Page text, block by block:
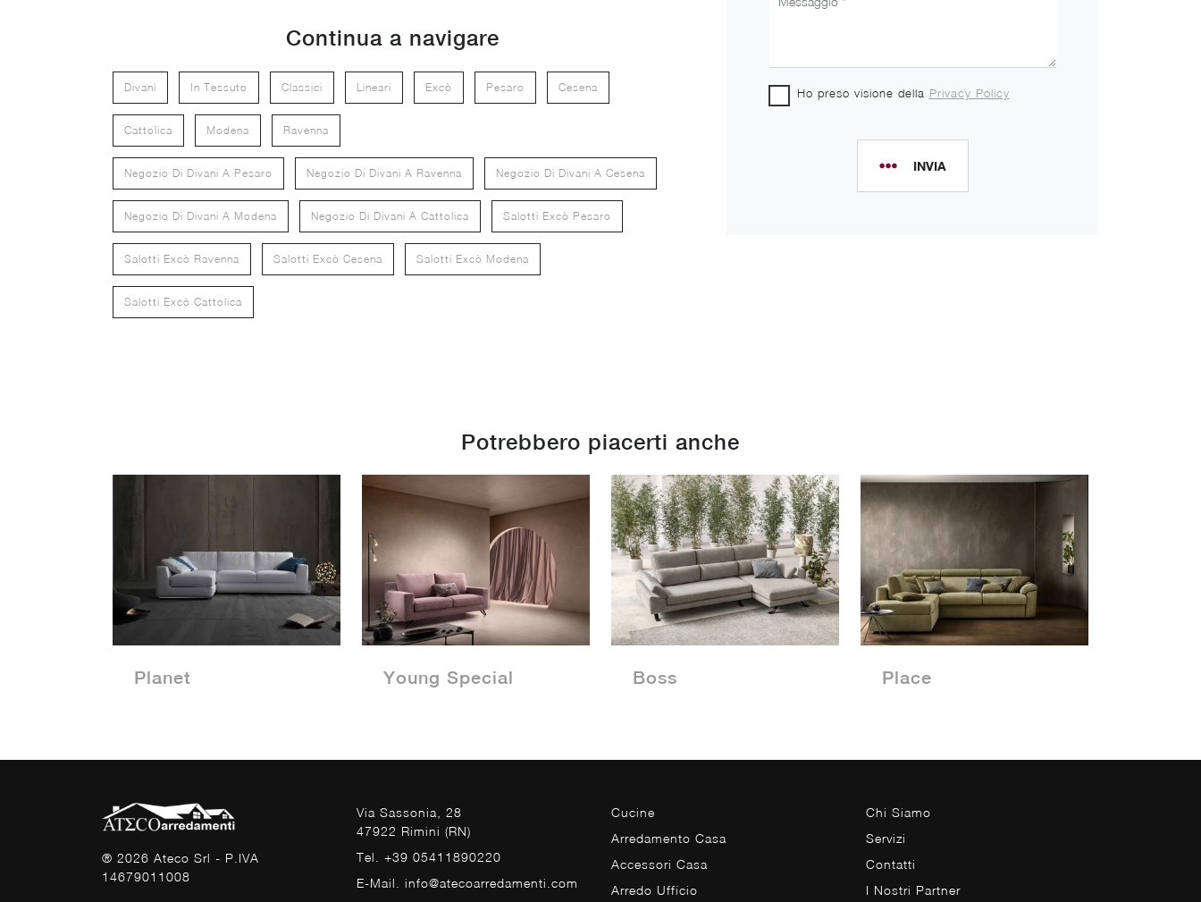
Continua a navigare
Divani In Tessuto Classici Lineari Excò Pesaro Cesena
Cattolica Modena Ravenna
Negozio Di Divani A Pesaro Negozio Di Divani A Ravenna Negozio Di Divani A Cesena
Negozio Di Divani A Modena Negozio Di Divani A Cattolica Salotti Excò Pesaro
Salotti Excò Ravenna Salotti Excò Cesena Salotti Excò Modena
Salotti Excò Cattolica
Ho preso visione della Privacy Policy
INVIA
Potrebbero piacerti anche
Planet Young Special Boss Place
® 2026 Ateco Srl - P.IVA
14679011008
Via Sassonia, 28
47922 Rimini (RN)
Tel. +39 05411890220
E-Mail. info@atecoarredamenti.com
Cucine
Arredamento Casa
Accessori Casa
Arredo Ufficio
Chi Siamo
Servizi
Contatti
I Nostri Partner